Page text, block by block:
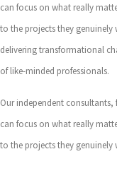
can focus on what really
to the projects they
delivering transformational
of like-minded professionals.
Our independent
can focus on what really
to the projects they